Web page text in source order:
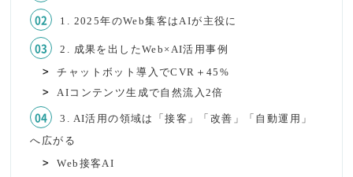
1. 2025年のWeb集客はAIが主役に
2. 成果を出したWeb×AI活用事例
チャットボット導入でCVR＋45%
AIコンテンツ生成で自然流入2倍
3. AI活用の領域は「接客」「改善」「自動運用」
へ広がる
Web接客AI